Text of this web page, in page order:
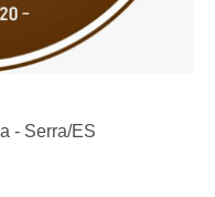
- Serra/ES